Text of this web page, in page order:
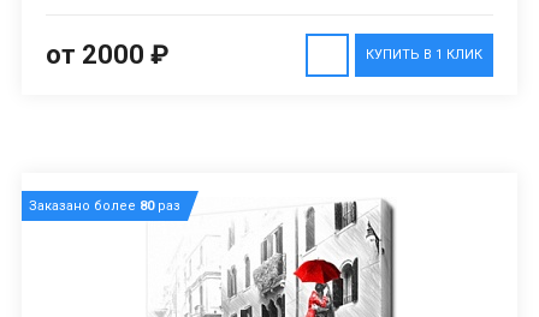
КУПИТЬ В 1 КЛИК
от 2000 ₽
Заказано более 80раз